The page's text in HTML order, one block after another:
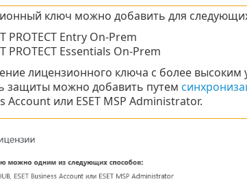
ключ можно добавить для
PROTECT Entry On-Prem
PROTECT Essentials On-Prem
лицензионного ключа с более
защиты можно добавить путем
Account или ESET MSP Administrator.